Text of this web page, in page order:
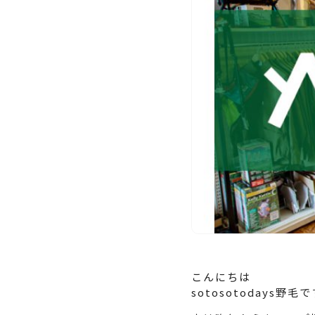
こんにちは
sotosotodays野毛で